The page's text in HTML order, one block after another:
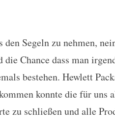
aufgetaucht
Segeln zu nehmen,
die Chance dass man
bestehen. Hewlett
konnte die für uns
zu schließen und alle